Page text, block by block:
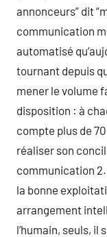
annonceurs” dit
communication
automatisé
tournant depuis
mener le volume
disposition : à
compte plus de
réaliser son
communication
la bonne
arrangement
l’humain, seuls, il